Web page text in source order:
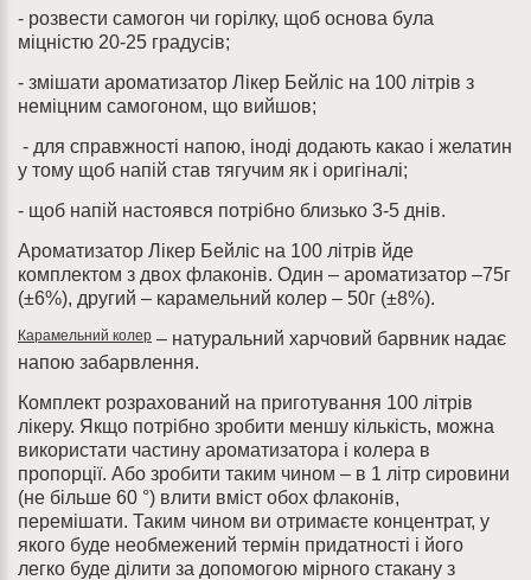
- розвести самогон чи горілку, щоб основа була
міцністю 20-25 градусів;
- змішати ароматизатор Лікер Бейліс на 100 літрів з
неміцним самогоном, що вийшов;
- для справжності напою, іноді додають какао і желатин
у тому щоб напій став тягучим як і оригіналі;
- щоб напій настоявся потрібно близько 3-5 днів.
Ароматизатор Лікер Бейліс на 100 літрів йде
комплектом з двох флаконів. Один – ароматизатор –75г
(±6%), другий – карамельний колер – 50г (±8%).
Карамельний колер – натуральний харчовий барвник надає
напою забарвлення.
Комплект розрахований на приготування 100 літрів
лікеру. Якщо потрібно зробити меншу кількість, можна
використати частину ароматизатора і колера в
пропорції. Або зробити таким чином – в 1 літр сировини
(не більше 60 °) влити вміст обох флаконів,
перемішати. Таким чином ви отримаєте концентрат, у
якого буде необмежений термін придатності і його
легко буде ділити за допомогою мірного стакану з